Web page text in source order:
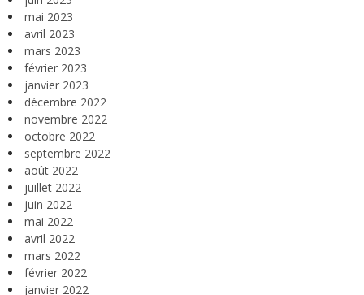
mai 2023
avril 2023
mars 2023
février 2023
janvier 2023
décembre 2022
novembre 2022
octobre 2022
septembre 2022
août 2022
juillet 2022
juin 2022
mai 2022
avril 2022
mars 2022
février 2022
janvier 2022